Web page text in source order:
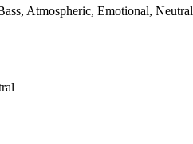
Atmospheric, Emotional, Neutral